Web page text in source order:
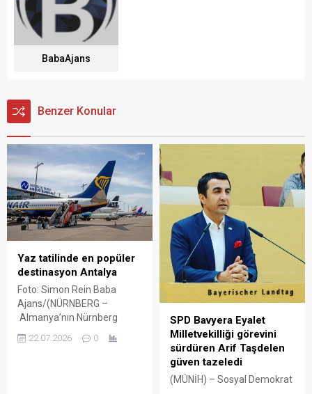
BabaAjans
Benzer Konular
Yaz tatilinde en popüler
destinasyon Antalya
Foto: Simon Rein Baba
Ajans/(NÜRNBERG –
Almanya’nın Nürnberg
Havalimanı’nda en çok
22.07.2026 0
SPD Bavyera Eyalet
Milletvekilliği görevini
sürdüren Arif Taşdelen
güven tazeledi
(MÜNİH) – Sosyal Demokrat